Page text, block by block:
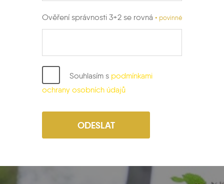
Ověření správnosti 3+2 se rovná • povinné
Souhlasím s podmínkami
ochrany osobních údajů